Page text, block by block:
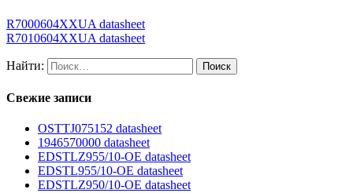
R7000604XXUA datasheet
R7010604XXUA datasheet
Найти:
Свежие записи
OSTTJ075152 datasheet
1946570000 datasheet
EDSTLZ955/10-OE datasheet
EDSTL955/10-OE datasheet
EDSTLZ950/10-OE datasheet